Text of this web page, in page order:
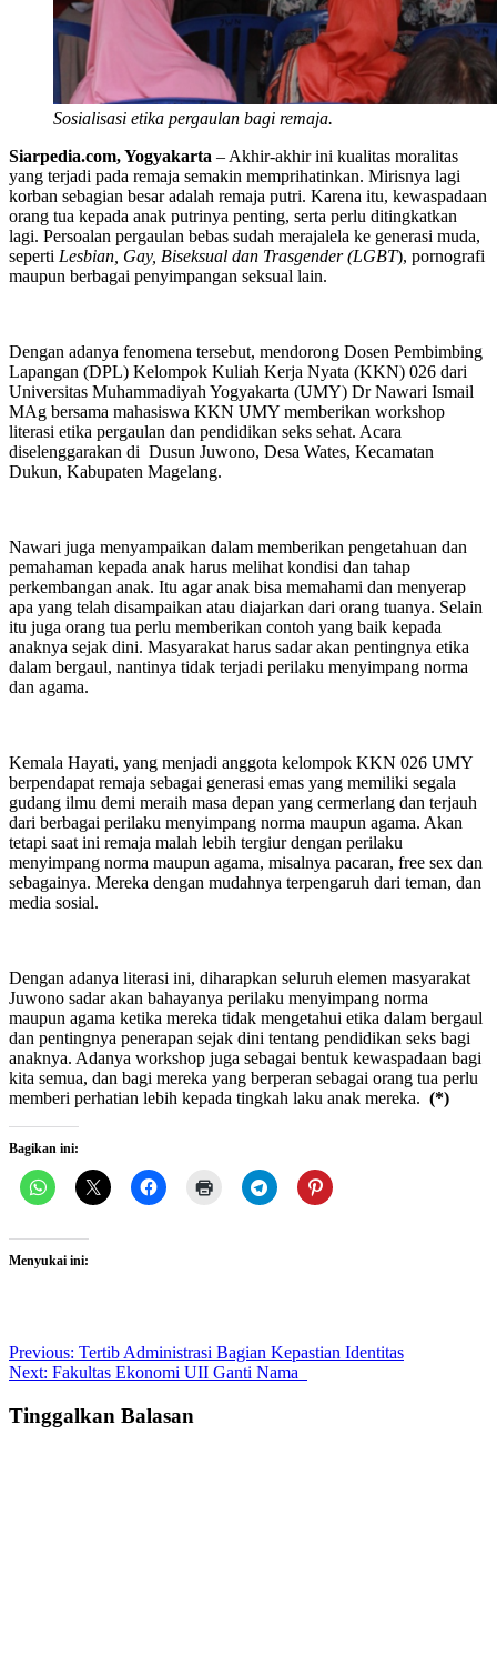
Sosialisasi etika pergaulan bagi remaja.
Siarpedia.com, Yogyakarta – Akhir-akhir ini kualitas moralitas
yang terjadi pada remaja semakin memprihatinkan. Mirisnya lagi
korban sebagian besar adalah remaja putri. Karena itu, kewaspadaan
orang tua kepada anak putrinya penting, serta perlu ditingkatkan
lagi. Persoalan pergaulan bebas sudah merajalela ke generasi muda,
seperti Lesbian, Gay, Biseksual dan Trasgender (LGBT), pornografi
maupun berbagai penyimpangan seksual lain.
Dengan adanya fenomena tersebut, mendorong Dosen Pembimbing
Lapangan (DPL) Kelompok Kuliah Kerja Nyata (KKN) 026 dari
Universitas Muhammadiyah Yogyakarta (UMY) Dr Nawari Ismail
MAg bersama mahasiswa KKN UMY memberikan workshop
literasi etika pergaulan dan pendidikan seks sehat. Acara
diselenggarakan di Dusun Juwono, Desa Wates, Kecamatan
Dukun, Kabupaten Magelang.
Nawari juga menyampaikan dalam memberikan pengetahuan dan
pemahaman kepada anak harus melihat kondisi dan tahap
perkembangan anak. Itu agar anak bisa memahami dan menyerap
apa yang telah disampaikan atau diajarkan dari orang tuanya. Selain
itu juga orang tua perlu memberikan contoh yang baik kepada
anaknya sejak dini. Masyarakat harus sadar akan pentingnya etika
dalam bergaul, nantinya tidak terjadi perilaku menyimpang norma
dan agama.
Kemala Hayati, yang menjadi anggota kelompok KKN 026 UMY
berpendapat remaja sebagai generasi emas yang memiliki segala
gudang ilmu demi meraih masa depan yang cermerlang dan terjauh
dari berbagai perilaku menyimpang norma maupun agama. Akan
tetapi saat ini remaja malah lebih tergiur dengan perilaku
menyimpang norma maupun agama, misalnya pacaran, free sex dan
sebagainya. Mereka dengan mudahnya terpengaruh dari teman, dan
media sosial.
Dengan adanya literasi ini, diharapkan seluruh elemen masyarakat
Juwono sadar akan bahayanya perilaku menyimpang norma
maupun agama ketika mereka tidak mengetahui etika dalam bergaul
dan pentingnya penerapan sejak dini tentang pendidikan seks bagi
anaknya. Adanya workshop juga sebagai bentuk kewaspadaan bagi
kita semua, dan bagi mereka yang berperan sebagai orang tua perlu
memberi perhatian lebih kepada tingkah laku anak mereka. (*)
Bagikan ini:
Menyukai ini:
Post
navigation
Previous: Tertib Administrasi Bagian Kepastian Identitas
Next: Fakultas Ekonomi UII Ganti Nama
Tinggalkan Balasan